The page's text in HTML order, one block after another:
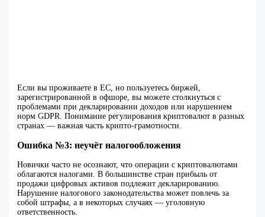
Если вы проживаете в ЕС, но пользуетесь биржей,
зарегистрированной в офшоре, вы можете столкнуться с
проблемами при декларировании доходов или нарушением
норм GDPR. Понимание регулирования криптовалют в разных
странах — важная часть крипто-грамотности.
Ошибка №3: неучёт налогообложения
Новички часто не осознают, что операции с криптовалютами
облагаются налогами. В большинстве стран прибыль от
продажи цифровых активов подлежит декларированию.
Нарушение налогового законодательства может повлечь за
собой штрафы, а в некоторых случаях — уголовную
ответственность.